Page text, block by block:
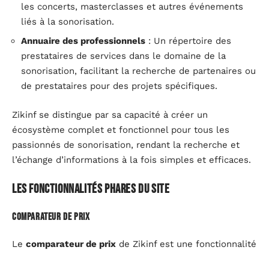
les concerts, masterclasses et autres événements
liés à la sonorisation.
Annuaire des professionnels : Un répertoire des
prestataires de services dans le domaine de la
sonorisation, facilitant la recherche de partenaires ou
de prestataires pour des projets spécifiques.
Zikinf se distingue par sa capacité à créer un
écosystème complet et fonctionnel pour tous les
passionnés de sonorisation, rendant la recherche et
l’échange d’informations à la fois simples et efficaces.
Les fonctionnalités phares du site
Comparateur de prix
Le comparateur de prix de Zikinf est une fonctionnalité